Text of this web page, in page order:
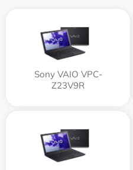
Sony VAIO VPC-
Z23V9R